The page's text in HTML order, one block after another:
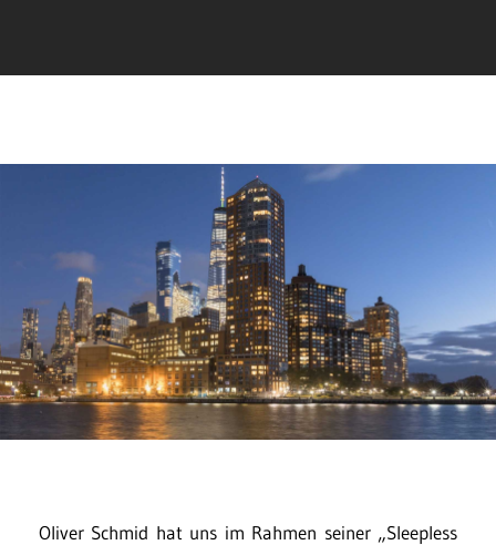
Oliver Schmid hat uns im Rahmen seiner „Sleepless